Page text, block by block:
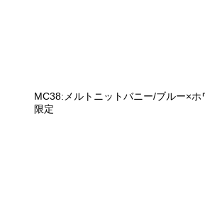
MC38:メルトニットバニー/ブルー×
限定